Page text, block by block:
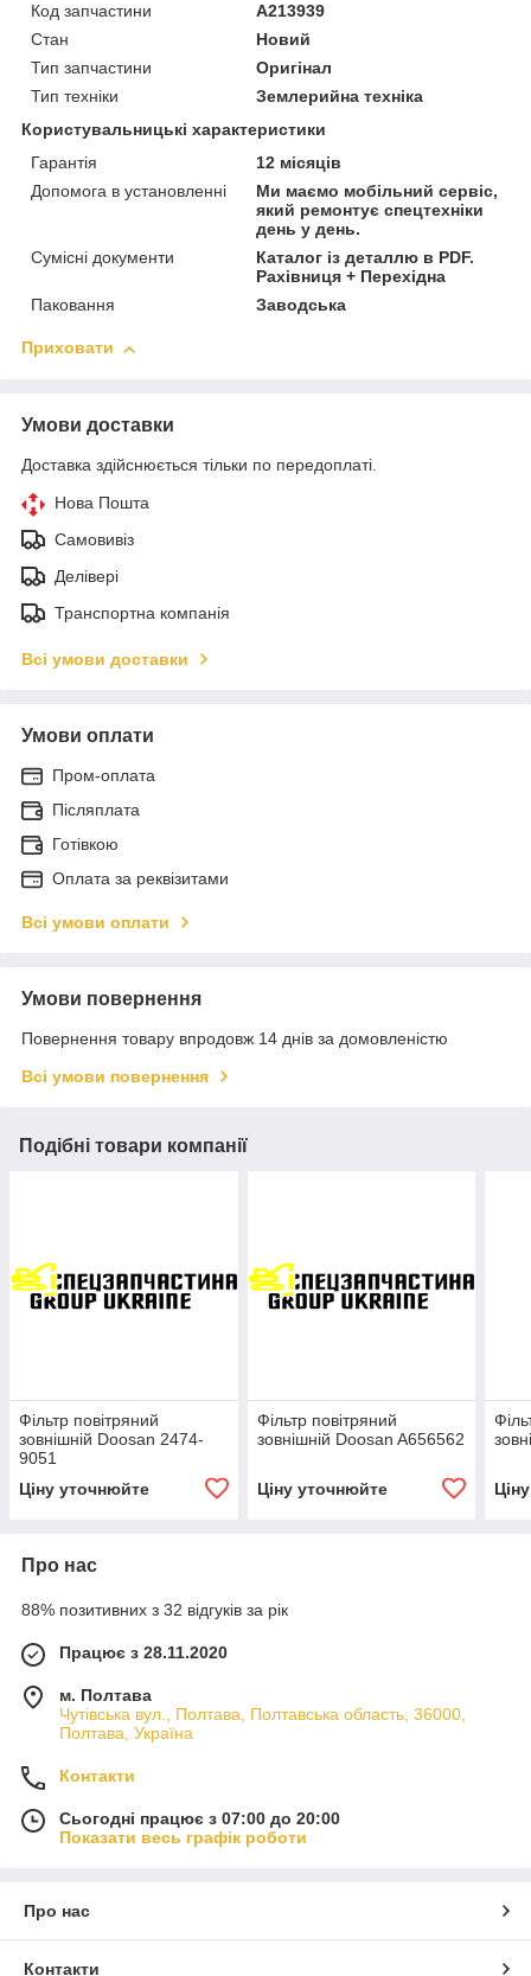
Код запчастини
A213939
Стан
Новий
Тип запчастини
Оригінал
Тип техніки
Землерийна техніка
Користувальницькі характеристики
Гарантія
12 місяців
Допомога в установленні
Ми маємо мобільний сервіс,
який ремонтує спецтехніки
день у день.
Сумісні документи
Каталог із деталлю в PDF.
Рахівниця + Перехідна
Паковання
Заводська
Приховати
Умови доставки
Доставка здійснюється тільки по передоплаті.
Нова Пошта
Самовивіз
Делівері
Транспортна компанія
Всі умови доставки
Умови оплати
Пром-оплата
Післяплата
Готівкою
Оплата за реквізитами
Всі умови оплати
Умови повернення
Повернення товару впродовж 14 днів за домовленістю
Всі умови повернення
Подібні товари компанії
Фільтр повітряний
зовнішній Doosan 2474-
9051
Ціну уточнюйте
Фільтр повітряний
зовнішній Doosan A656562
Ціну уточнюйте
Про нас
88% позитивних з 32 відгуків за рік
Працює з 28.11.2020
м. Полтава
Чутівська вул., Полтава, Полтавська область, 36000,
Полтава, Україна
Контакти
Сьогодні працює з 07:00 до 20:00
Показати весь графік роботи
Про нас
Контакти